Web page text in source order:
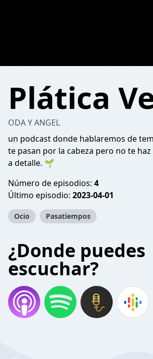
Plática
ODA Y ANGEL
un podcast donde hablaremos de
te pasan por la cabeza pero no te
a detalle. 🌱
Número de episodios: 4
Último episodio: 2023-04-01
Ocio Pasatiempos
¿Donde puedes
escuchar?